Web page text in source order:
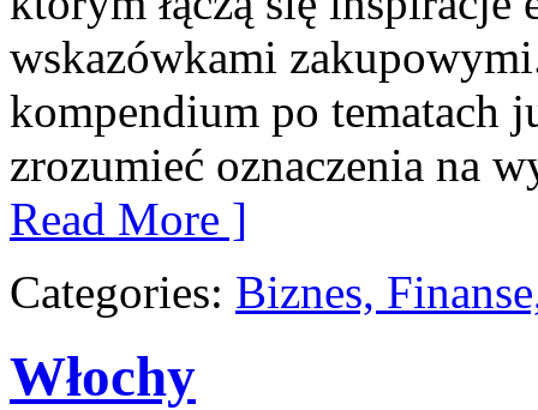
wskazówkami
kompendium po tematach
zrozumieć oznaczenia na
Read More ]
Categories: Biznes,
Włochy